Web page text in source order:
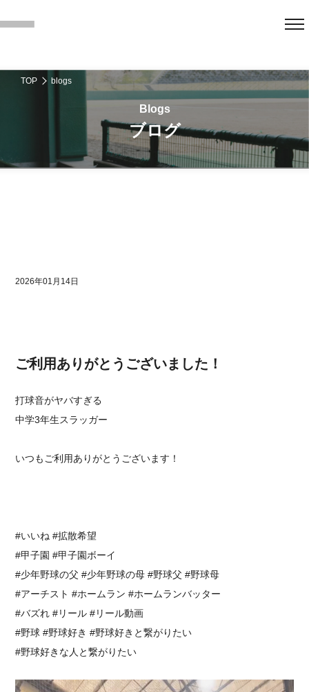
TOP blogs
ブログ
2026年01月14日
ご利用ありがとうございました！
打球音がヤバすぎる
中学3年生スラッガー
いつもご利用ありがとうございます！
⁡⁡#いいね #拡散希望 ⁡⁡
⁡#甲子園 #甲子園ボーイ
#少年野球の父 #少年野球の母 #野球父 #野球母
#アーチスト #ホームラン #ホームランバッター
⁡#バズれ #リール #リール動画⁡
⁡#野球 #野球好き #野球好きと繋がりたい ⁡
⁡#野球好きな人と繋がりたい